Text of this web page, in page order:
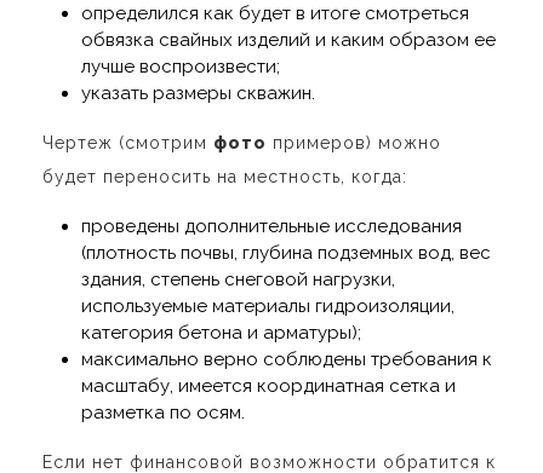
определился как будет в итоге смотреться
обвязка свайных изделий и каким образом ее
лучше воспроизвести;
указать размеры скважин.
Чертеж (смотрим фото примеров) можно
будет переносить на местность, когда:
проведены дополнительные исследования
(плотность почвы, глубина подземных вод, вес
здания, степень снеговой нагрузки,
используемые материалы гидроизоляции,
категория бетона и арматуры);
максимально верно соблюдены требования к
масштабу, имеется координатная сетка и
разметка по осям.
Если нет финансовой возможности обратится к